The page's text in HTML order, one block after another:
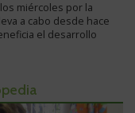
miércoles por la
a cabo desde hace
el desarrollo